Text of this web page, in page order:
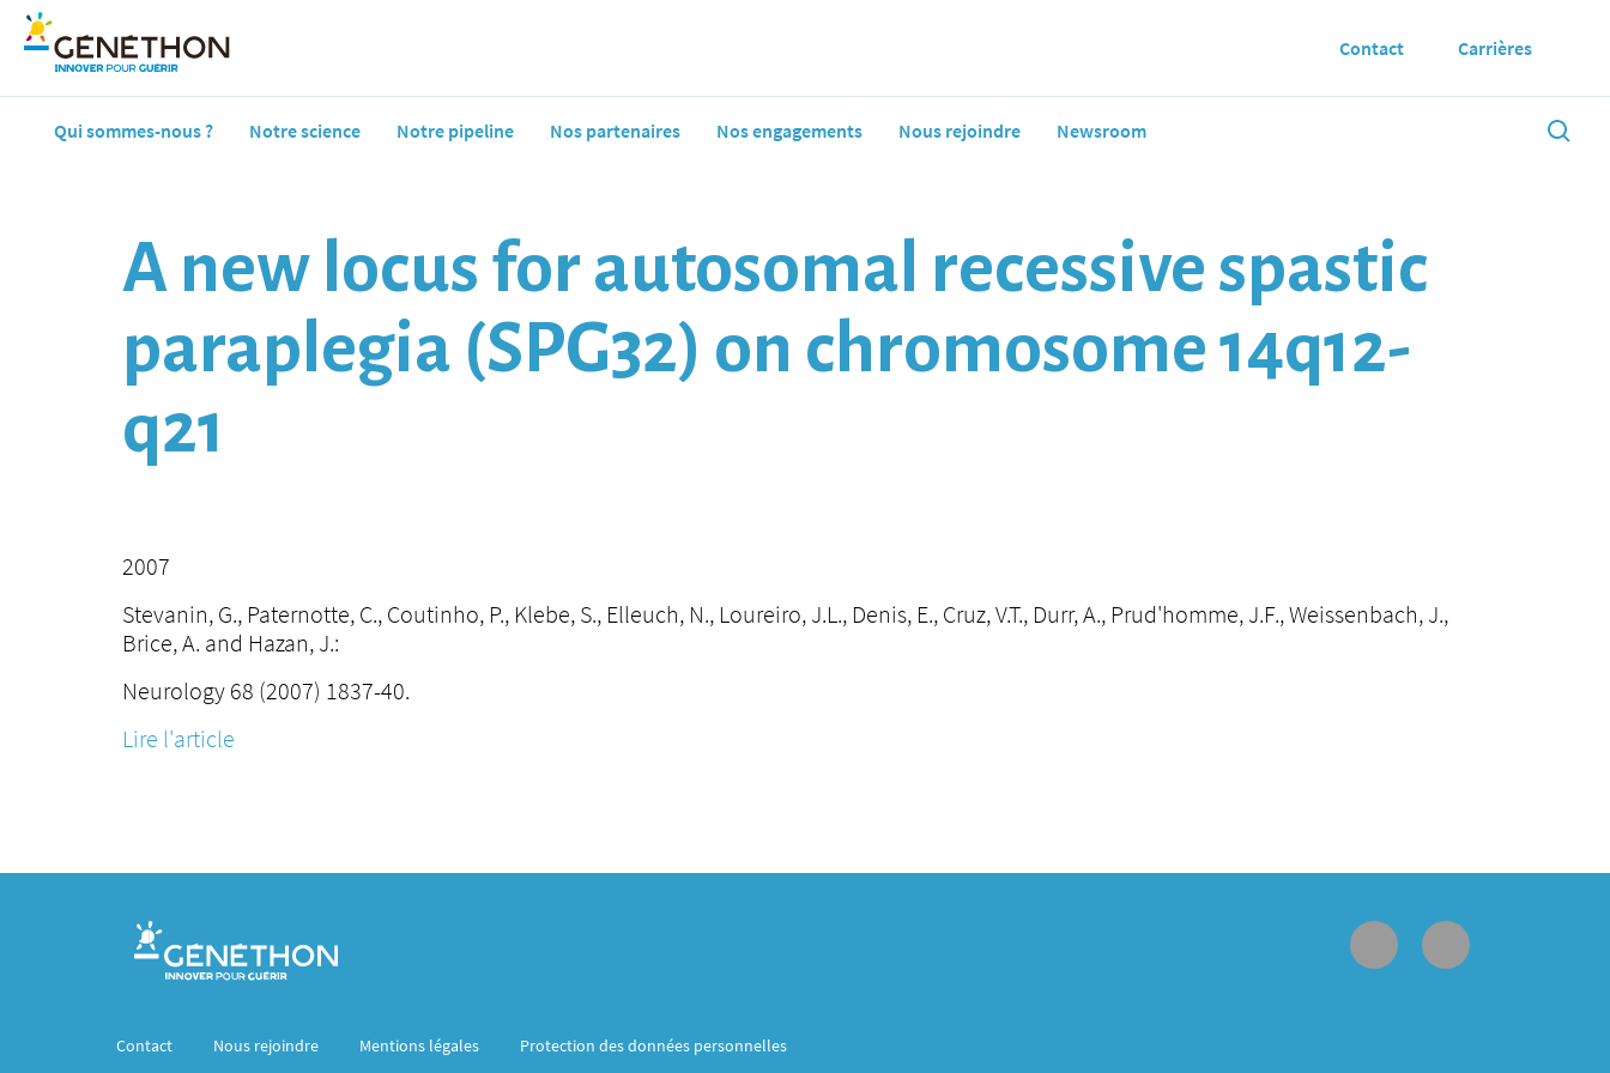
Qui sommes-nous ? Notre science Notre pipeline Nos partenaires Nos engagements Nous rejoindre Newsroom
Contact Carrières
A new locus for autosomal recessive spastic
paraplegia (SPG32) on chromosome 14q12-
q21
2007
Stevanin, G., Paternotte, C., Coutinho, P., Klebe, S., Elleuch, N., Loureiro, J.L., Denis, E., Cruz, V.T., Durr, A., Prud'homme, J.F., Weissenbach, J.,
Brice, A. and Hazan, J.:
Neurology 68 (2007) 1837-40.
Lire l'article
Contact Nous rejoindre Mentions légales Protection des données personnelles